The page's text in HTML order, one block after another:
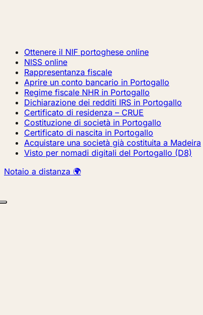
Ottenere il NIF portoghese online
NISS online
Rappresentanza fiscale
Aprire un conto bancario in Portogallo
Regime fiscale NHR in Portogallo
Dichiarazione dei redditi IRS in Portogallo
Certificato di residenza – CRUE
Costituzione di società in Portogallo
Certificato di nascita in Portogallo
Acquistare una società già costituita a Madeira
Visto per nomadi digitali del Portogallo (D8)
Notaio a distanza 🌍